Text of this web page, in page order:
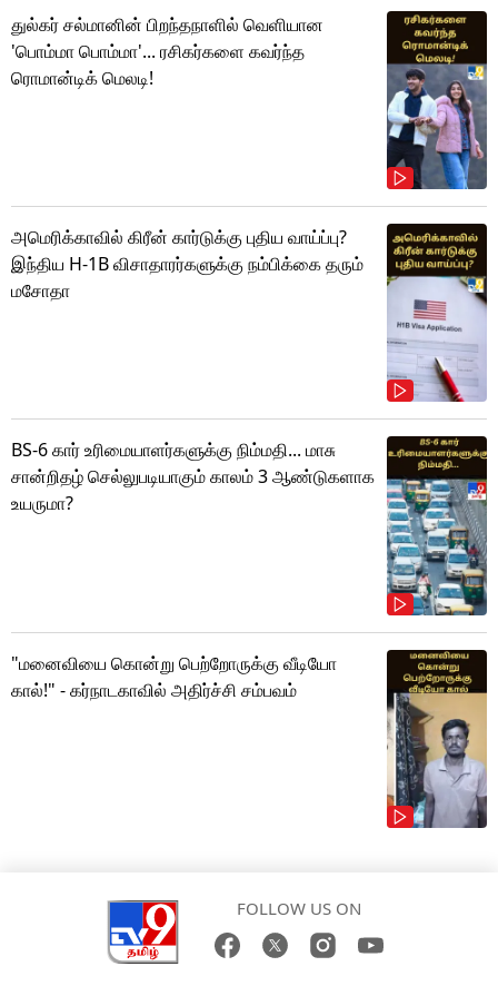
துல்கர் சல்மானின் பிறந்தநாளில் வெளியான
'பொம்மா பொம்மா'... ரசிகர்களை கவர்ந்த
ரொமான்டிக் மெலடி!
அமெரிக்காவில் கிரீன் கார்டுக்கு புதிய வாய்ப்பு?
இந்திய H-1B விசாதாரர்களுக்கு நம்பிக்கை தரும்
மசோதா
BS-6 கார் உரிமையாளர்களுக்கு நிம்மதி... மாசு
சான்றிதழ் செல்லுபடியாகும் காலம் 3 ஆண்டுகளாக
உயருமா?
"மனைவியை கொன்று பெற்றோருக்கு வீடியோ
கால்!" - கர்நாடகாவில் அதிர்ச்சி சம்பவம்
FOLLOW US ON